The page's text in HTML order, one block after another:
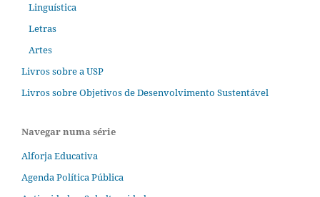
Linguística
Letras
Artes
Livros sobre a USP
Livros sobre Objetivos de Desenvolvimento Sustentável
Navegar numa série
Alforja Educativa
Agenda Política Pública